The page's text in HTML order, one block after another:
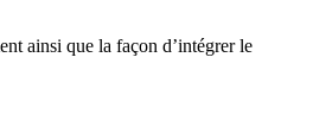
ainsi que la façon d’intégrer le